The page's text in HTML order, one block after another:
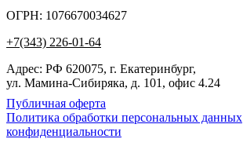
ОГРН: 1076670034627
+7(343) 226-01-64
Адрес: РФ 620075, г. Екатеринбург,
ул. Мамина-Сибиряка, д. 101, офис 4.24
Публичная оферта
Политика обработки персональных данных
конфиденциальности